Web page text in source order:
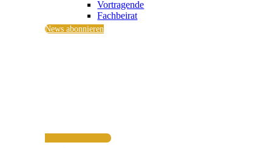
Vortragende
Fachbeirat
News abonnieren